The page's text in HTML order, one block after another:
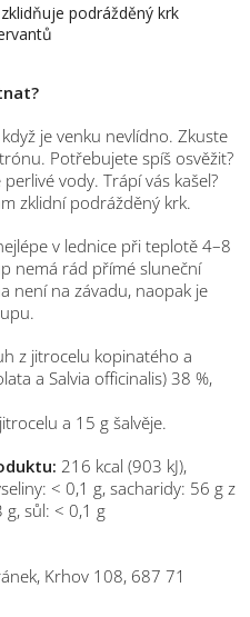
podrážděný krk
je venku nevlídno. Zkuste
Potřebujete spíš osvěžit?
vody. Trápí vás kašel?
zklidní podrážděný krk.
v lednice při teplotě 4–8
nemá rád přímé sluneční
není na závadu, naopak je
z jitrocelu kopinatého a
a Salvia officinalis) 38 %,
a 15 g šalvěje.
216 kcal (903 kJ),
< 0,1 g, sacharidy: 56 g z
sůl: < 0,1 g
Krhov 108, 687 71